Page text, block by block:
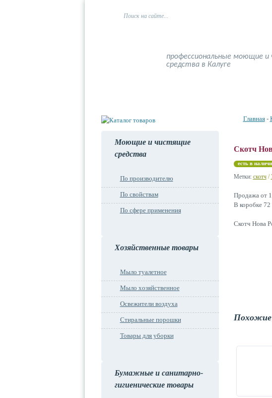
профессиональные моющие
средства в Калуге
Моющие и чистящие
средства
По производителю
По свойствам
По сфере применения
Хозяйственные товары
Мыло туалетное
Мыло хозяйственное
Освежители воздуха
Стиральные порошки
Товары для уборки
Бумажные и санитарно-
гигиенические товары
Главная-
Скотч
есть в
Метки: скотч/
Продажа от
В коробке
Скотч Нова